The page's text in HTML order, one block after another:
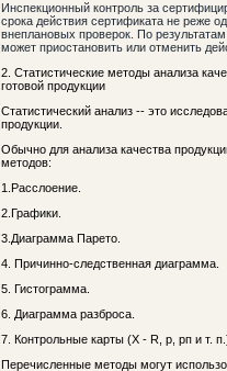
Инспекционный контроль за
срока действия сертификата не реже
внеплановых проверок. По
может приостановить или отменить
2. Статистические методы анализа
готовой продукции
Статистический анализ -- это
продукции.
Обычно для анализа качества
методов:
1.Расслоение.
2.Графики.
3.Диаграмма Парето.
4. Причинно-следственная диаграмма.
5. Гистограмма.
6. Диаграмма разброса.
7. Контрольные карты (X - R, р, рп и т.
Перечисленные методы могут